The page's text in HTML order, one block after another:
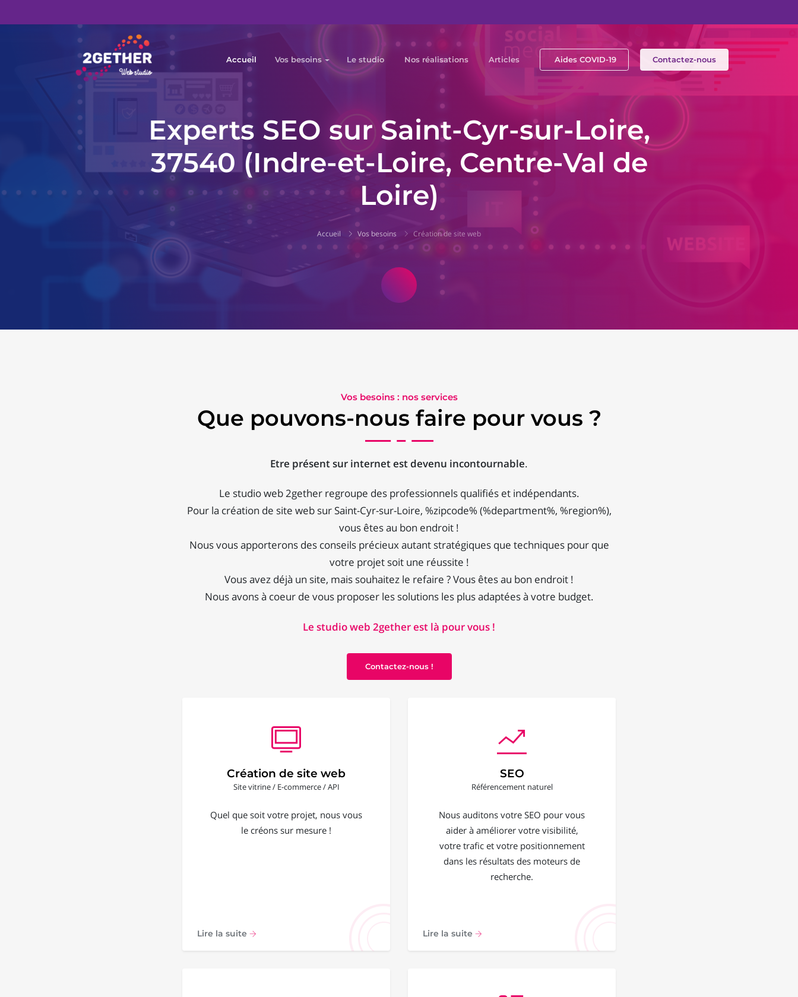
Accueil Vos besoins Le studio Nos réalisations Articles Aides COVID-19 Contactez-nous
Experts SEO sur Saint-Cyr-sur-Loire,
37540 (Indre-et-Loire, Centre-Val de
Loire)
Accueil Vos besoins Création de site web
Vos besoins : nos services
Que pouvons-nous faire pour vous ?
Etre présent sur internet est devenu incontournable.
Le studio web 2gether regroupe des professionnels qualifiés et indépendants.
Pour la création de site web sur Saint-Cyr-sur-Loire, %zipcode% (%department%, %region%),
vous êtes au bon endroit !
Nous vous apporterons des conseils précieux autant stratégiques que techniques pour que
votre projet soit une réussite !
Vous avez déjà un site, mais souhaitez le refaire ? Vous êtes au bon endroit !
Nous avons à coeur de vous proposer les solutions les plus adaptées à votre budget.
Le studio web 2gether est là pour vous !
Contactez-nous !
Création de site web
Site vitrine / E-commerce / API
Quel que soit votre projet, nous vous
le créons sur mesure !
Lire la suite
SEO
Référencement naturel
Nous auditons votre SEO pour vous
aider à améliorer votre visibilité,
votre trafic et votre positionnement
dans les résultats des moteurs de
recherche.
Lire la suite